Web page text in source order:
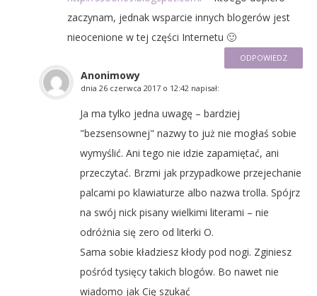
zaczynam, jednak wsparcie innych blogerów jest
nieocenione w tej części Internetu 🙂
ODPOWIEDZ
Anonimowy
dnia 26 czerwca 2017 o 12:42 napisał:
Ja ma tylko jedna uwagę – bardziej
"bezsensownej" nazwy to już nie mogłaś sobie
wymyślić. Ani tego nie idzie zapamiętać, ani
przeczytać. Brzmi jak przypadkowe przejechanie
palcami po klawiaturze albo nazwa trolla. Spójrz
na swój nick pisany wielkimi literami – nie
odróżnia się zero od literki O.
Sama sobie kładziesz kłody pod nogi. Zginiesz
pośród tysięcy takich blogów. Bo nawet nie
wiadomo jak Cię szukać